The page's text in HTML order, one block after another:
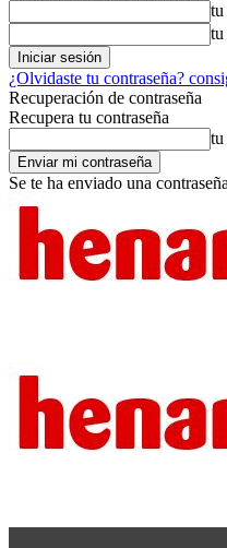
tu
tu
¿Olvidaste tu contraseña?
Recuperación de contraseña
Recupera tu contraseña
tu
Se te ha enviado una